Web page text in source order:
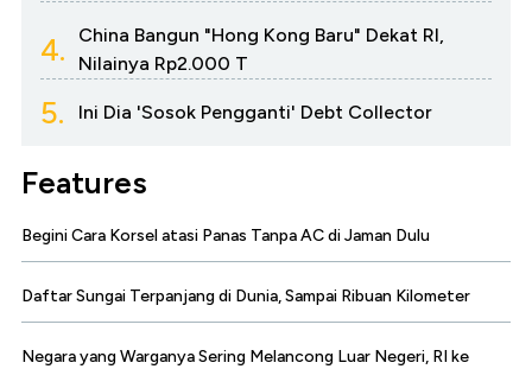
4.
China Bangun "Hong Kong Baru" Dekat RI,
Nilainya Rp2.000 T
5. Ini Dia 'Sosok Pengganti' Debt Collector
Features
Begini Cara Korsel atasi Panas Tanpa AC di Jaman Dulu
Daftar Sungai Terpanjang di Dunia, Sampai Ribuan Kilometer
Negara yang Warganya Sering Melancong Luar Negeri, RI ke